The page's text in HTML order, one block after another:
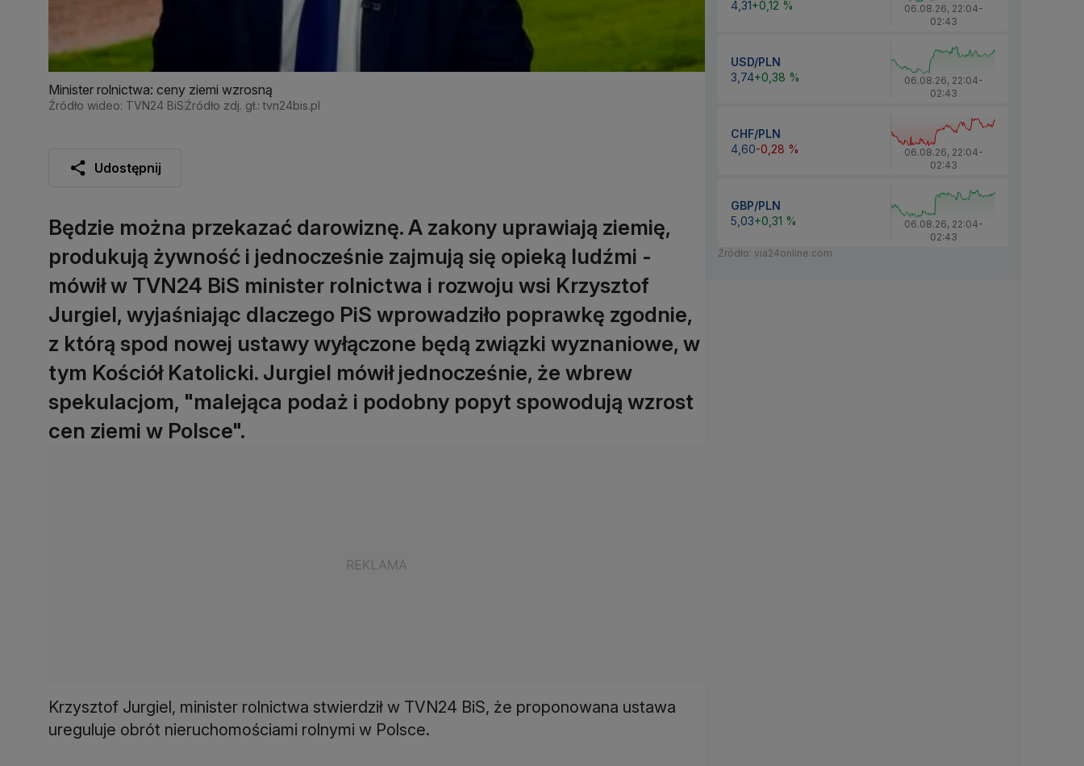
Minister rolnictwa: ceny ziemi wzrosną
Źródło wideo: TVN24 BiSŹródło zdj. gł.: tvn24bis.pl
Udostępnij
Będzie można przekazać darowiznę. A zakony uprawiają ziemię,
produkują żywność i jednocześnie zajmują się opieką ludźmi -
mówił w TVN24 BiS minister rolnictwa i rozwoju wsi Krzysztof
Jurgiel, wyjaśniając dlaczego PiS wprowadziło poprawkę zgodnie,
z którą spod nowej ustawy wyłączone będą związki wyznaniowe, w
tym Kościół Katolicki. Jurgiel mówił jednocześnie, że wbrew
spekulacjom, "malejąca podaż i podobny popyt spowodują wzrost
cen ziemi w Polsce".
Krzysztof Jurgiel, minister rolnictwa stwierdził w TVN24 BiS, że proponowana ustawa
ureguluje obrót nieruchomościami rolnymi w Polsce.
4,31+0,12 % 06.08.26, 22:04-
02:43
USD/PLN
3,74+0,38 % 06.08.26, 22:04-
02:43
CHF/PLN
4,60-0,28 % 06.08.26, 22:04-
02:43
GBP/PLN
5,03+0,31 % 06.08.26, 22:04-
02:43
Źródło: via24online.com